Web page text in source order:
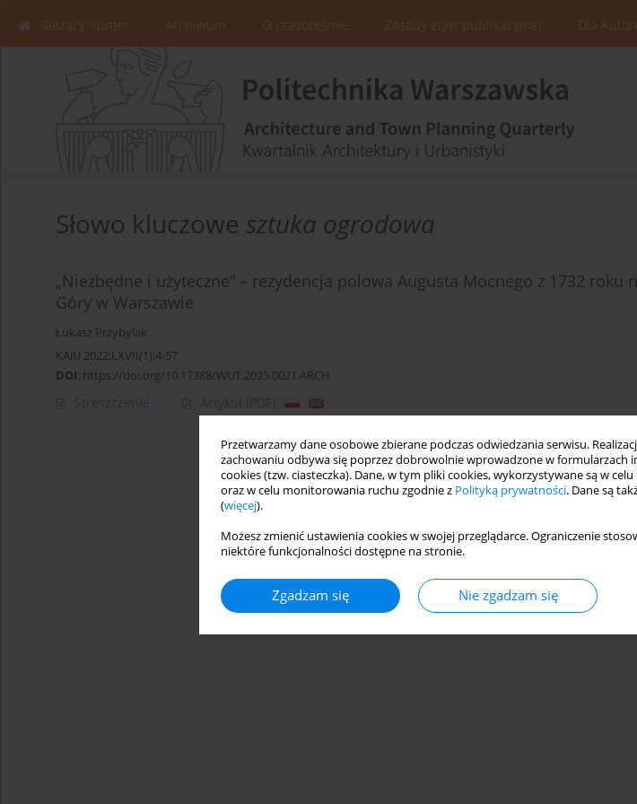
Przetwarzamy dane osobowe zbierane podczas odwiedzania serwisu.
zachowaniu odbywa się poprzez dobrowolnie wprowadzone w formularzach
cookies (tzw. ciasteczka). Dane, w tym pliki cookies, wykorzystywane są w
oraz w celu monitorowania ruchu zgodnie z Polityką prywatności. Dane są
(więcej).
Możesz zmienić ustawienia cookies w swojej przeglądarce. Ograniczenie
niektóre funkcjonalności dostępne na stronie.
Zgadzam się Nie zgadzam się
Bieżący numer Archiwum O czasopiśmie Zasady etyki publikacyjnej Dla
Słowo kluczowe sztuka ogrodowa
„Niezbędne i użyteczne” – rezydencja polowa Augusta Mocnego z 1732 roku
Góry w Warszawie
Łukasz Przybylak
KAiU 2022;LXVII(1):4-57
DOI: https://doi.org/10.17388/WUT.2025.0021.ARCH
Streszczenie Artykuł (PDF)